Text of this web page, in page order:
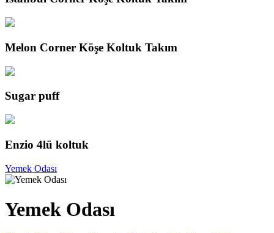
Melon Corner Köşe Koltuk Takım
Sugar puff
Enzio 4lü koltuk
Yemek Odası
Yemek Odası